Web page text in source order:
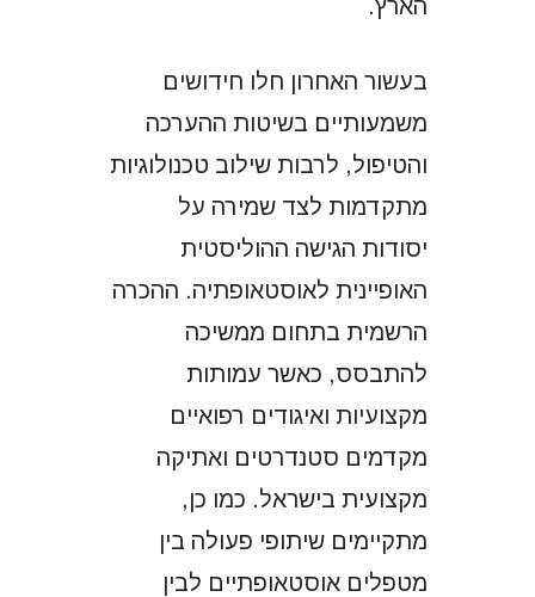
הארץ.
בעשור האחרון חלו חידושים
משמעותיים בשיטות ההערכה
והטיפול, לרבות שילוב טכנולוגיות
מתקדמות לצד שמירה על
יסודות הגישה ההוליסטית
האופיינית לאוסטאופתיה. ההכרה
הרשמית בתחום ממשיכה
להתבסס, כאשר עמותות
מקצועיות ואיגודים רפואיים
מקדמים סטנדרטים ואתיקה
מקצועית בישראל. כמו כן,
מתקיימים שיתופי פעולה בין
מטפלים אוסטאופתיים לבין